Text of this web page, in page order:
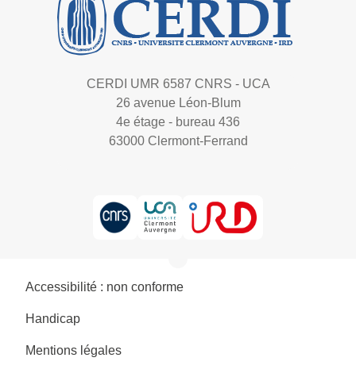
CERDI UMR 6587 CNRS - UCA
26 avenue Léon-Blum
4e étage - bureau 436
63000 Clermont-Ferrand
Accessibilité : non conforme
Handicap
Mentions légales